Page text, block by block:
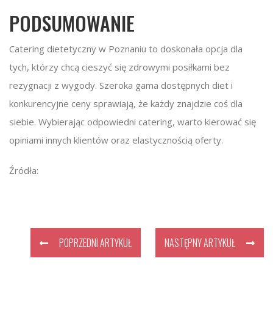
PODSUMOWANIE
Catering dietetyczny w Poznaniu to doskonała opcja dla
tych, którzy chcą cieszyć się zdrowymi posiłkami bez
rezygnacji z wygody. Szeroka gama dostępnych diet i
konkurencyjne ceny sprawiają, że każdy znajdzie coś dla
siebie. Wybierając odpowiedni catering, warto kierować się
opiniami innych klientów oraz elastycznością oferty.
Źródła:
POPRZEDNI ARTYKUŁ NASTĘPNY ARTYKUŁ